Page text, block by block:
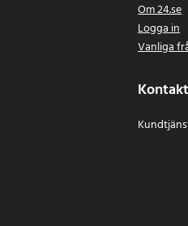
Om 24.se
Logga in
Vanliga
Kontakt